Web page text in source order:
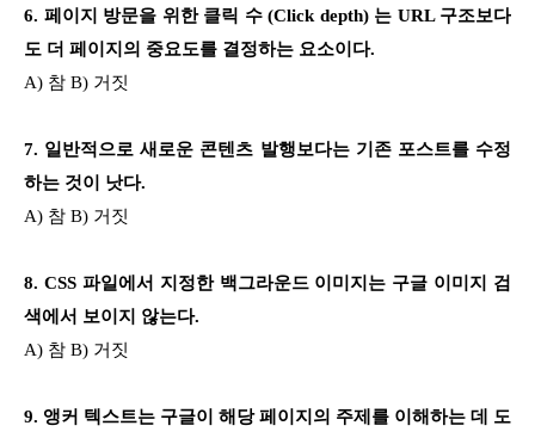
6. 페이지 방문을 위한 클릭 수 (Click depth) 는 URL 구조보다
도 더 페이지의 중요도를 결정하는 요소이다.
A) 참 B) 거짓
7. 일반적으로 새로운 콘텐츠 발행보다는 기존 포스트를 수정
하는 것이 낫다.
A) 참 B) 거짓
8. CSS 파일에서 지정한 백그라운드 이미지는 구글 이미지 검
색에서 보이지 않는다.
A) 참 B) 거짓
9. 앵커 텍스트는 구글이 해당 페이지의 주제를 이해하는 데 도